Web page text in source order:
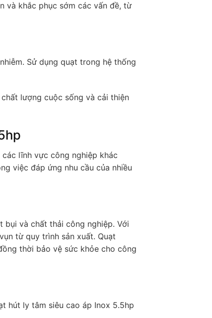
và khắc phục sớm các vấn đề, từ
Sử dụng quạt trong hệ thống
lượng cuộc sống và cải thiện
lĩnh vực công nghiệp khác
việc đáp ứng nhu cầu của nhiều
và chất thải công nghiệp. Với
từ quy trình sản xuất. Quạt
thời bảo vệ sức khỏe cho công
hút ly tâm siêu cao áp Inox 5.5hp